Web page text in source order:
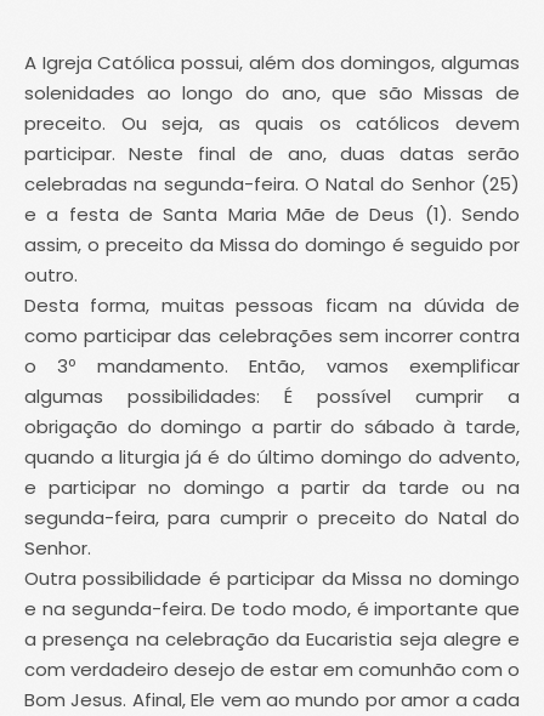
A Igreja Católica possui, além dos domingos, algumas
solenidades ao longo do ano, que são Missas de
preceito. Ou seja, as quais os católicos devem
participar. Neste final de ano, duas datas serão
celebradas na segunda-feira. O Natal do Senhor (25)
e a festa de Santa Maria Mãe de Deus (1). Sendo
assim, o preceito da Missa do domingo é seguido por
outro.
Desta forma, muitas pessoas ficam na dúvida de
como participar das celebrações sem incorrer contra
o 3º mandamento. Então, vamos exemplificar
algumas possibilidades: É possível cumprir a
obrigação do domingo a partir do sábado à tarde,
quando a liturgia já é do último domingo do advento,
e participar no domingo a partir da tarde ou na
segunda-feira, para cumprir o preceito do Natal do
Senhor.
Outra possibilidade é participar da Missa no domingo
e na segunda-feira. De todo modo, é importante que
a presença na celebração da Eucaristia seja alegre e
com verdadeiro desejo de estar em comunhão com o
Bom Jesus. Afinal, Ele vem ao mundo por amor a cada